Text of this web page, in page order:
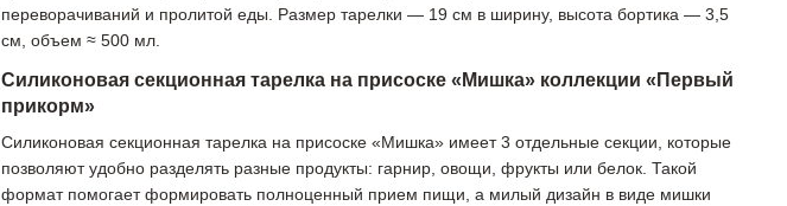
переворачиваний и пролитой еды. Размер тарелки — 19 см в ширину, высота бортика — 3,5
см, объем ≈ 500 мл.
Силиконовая секционная тарелка на присоске «Мишка» коллекции «Первый
прикорм»
Силиконовая секционная тарелка на присоске «Мишка» имеет 3 отдельные секции, которые
позволяют удобно разделять разные продукты: гарнир, овощи, фрукты или белок. Такой
формат помогает формировать полноценный прием пищи, а милый дизайн в виде мишки